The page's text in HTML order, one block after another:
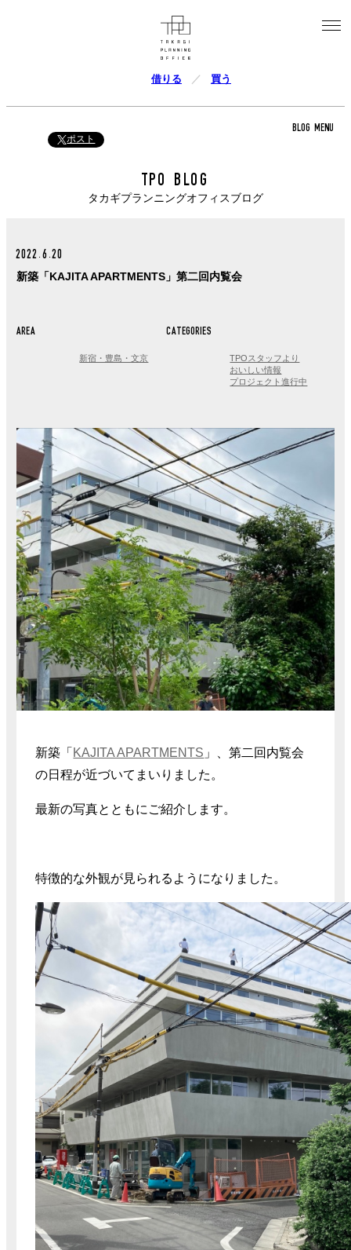
借りる 買う
ポスト
BLOG MENU
TPO BLOG
タカギプランニングオフィスブログ
2022.6.20
新築「KAJITA APARTMENTS」第二回内覧会
AREA
新宿・豊島・文京
CATEGORIES
TPOスタッフより
おいしい情報
プロジェクト進行中
新築「 KAJITA APARTMENTS 」、第二回内覧会
の日程が近づいてまいりました。
最新の写真とともにご紹介します。
特徴的な外観が見られるようになりました。